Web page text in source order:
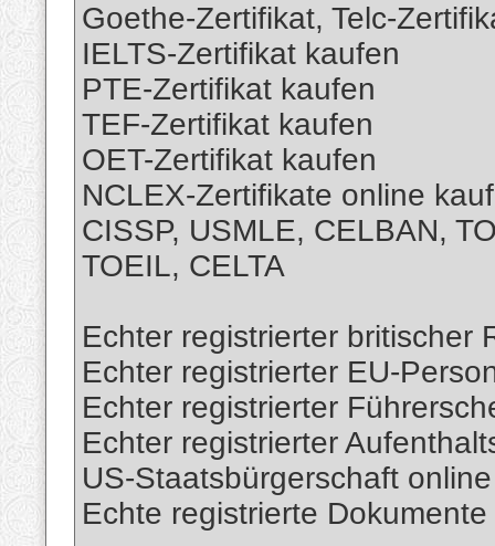
Goethe-Zertifikat, Telc-
IELTS-Zertifikat kaufen
PTE-Zertifikat kaufen
TEF-Zertifikat kaufen
OET-Zertifikat kaufen
NCLEX-Zertifikate online
CISSP, USMLE, CELBAN,
TOEIL, CELTA
Echter registrierter britischer
Echter registrierter EU-
Echter registrierter
Echter registrierter
US-Staatsbürgerschaft
Echte registrierte